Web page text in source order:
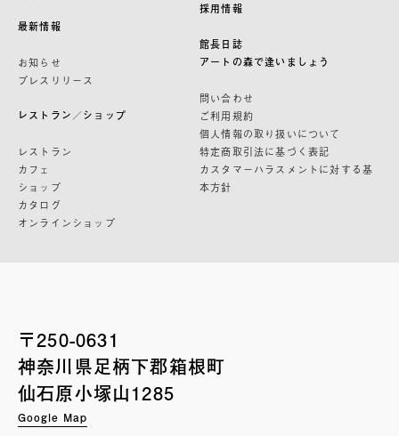
最新情報
お知らせ
プレスリリース
レストラン／ショップ
レストラン
カフェ
ショップ
カタログ
オンラインショップ
採用情報
館長日誌
アートの森で逢いましょう
問い合わせ
ご利用規約
個人情報の取り扱いについて
特定商取引法に基づく表記
カスタマーハラスメントに対する基
本方針
〒250-0631
神奈川県足柄下郡箱根町
仙石原小塚山1285
Google Map